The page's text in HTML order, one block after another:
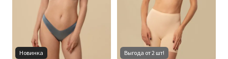
Новинка Выгода от 2 шт!